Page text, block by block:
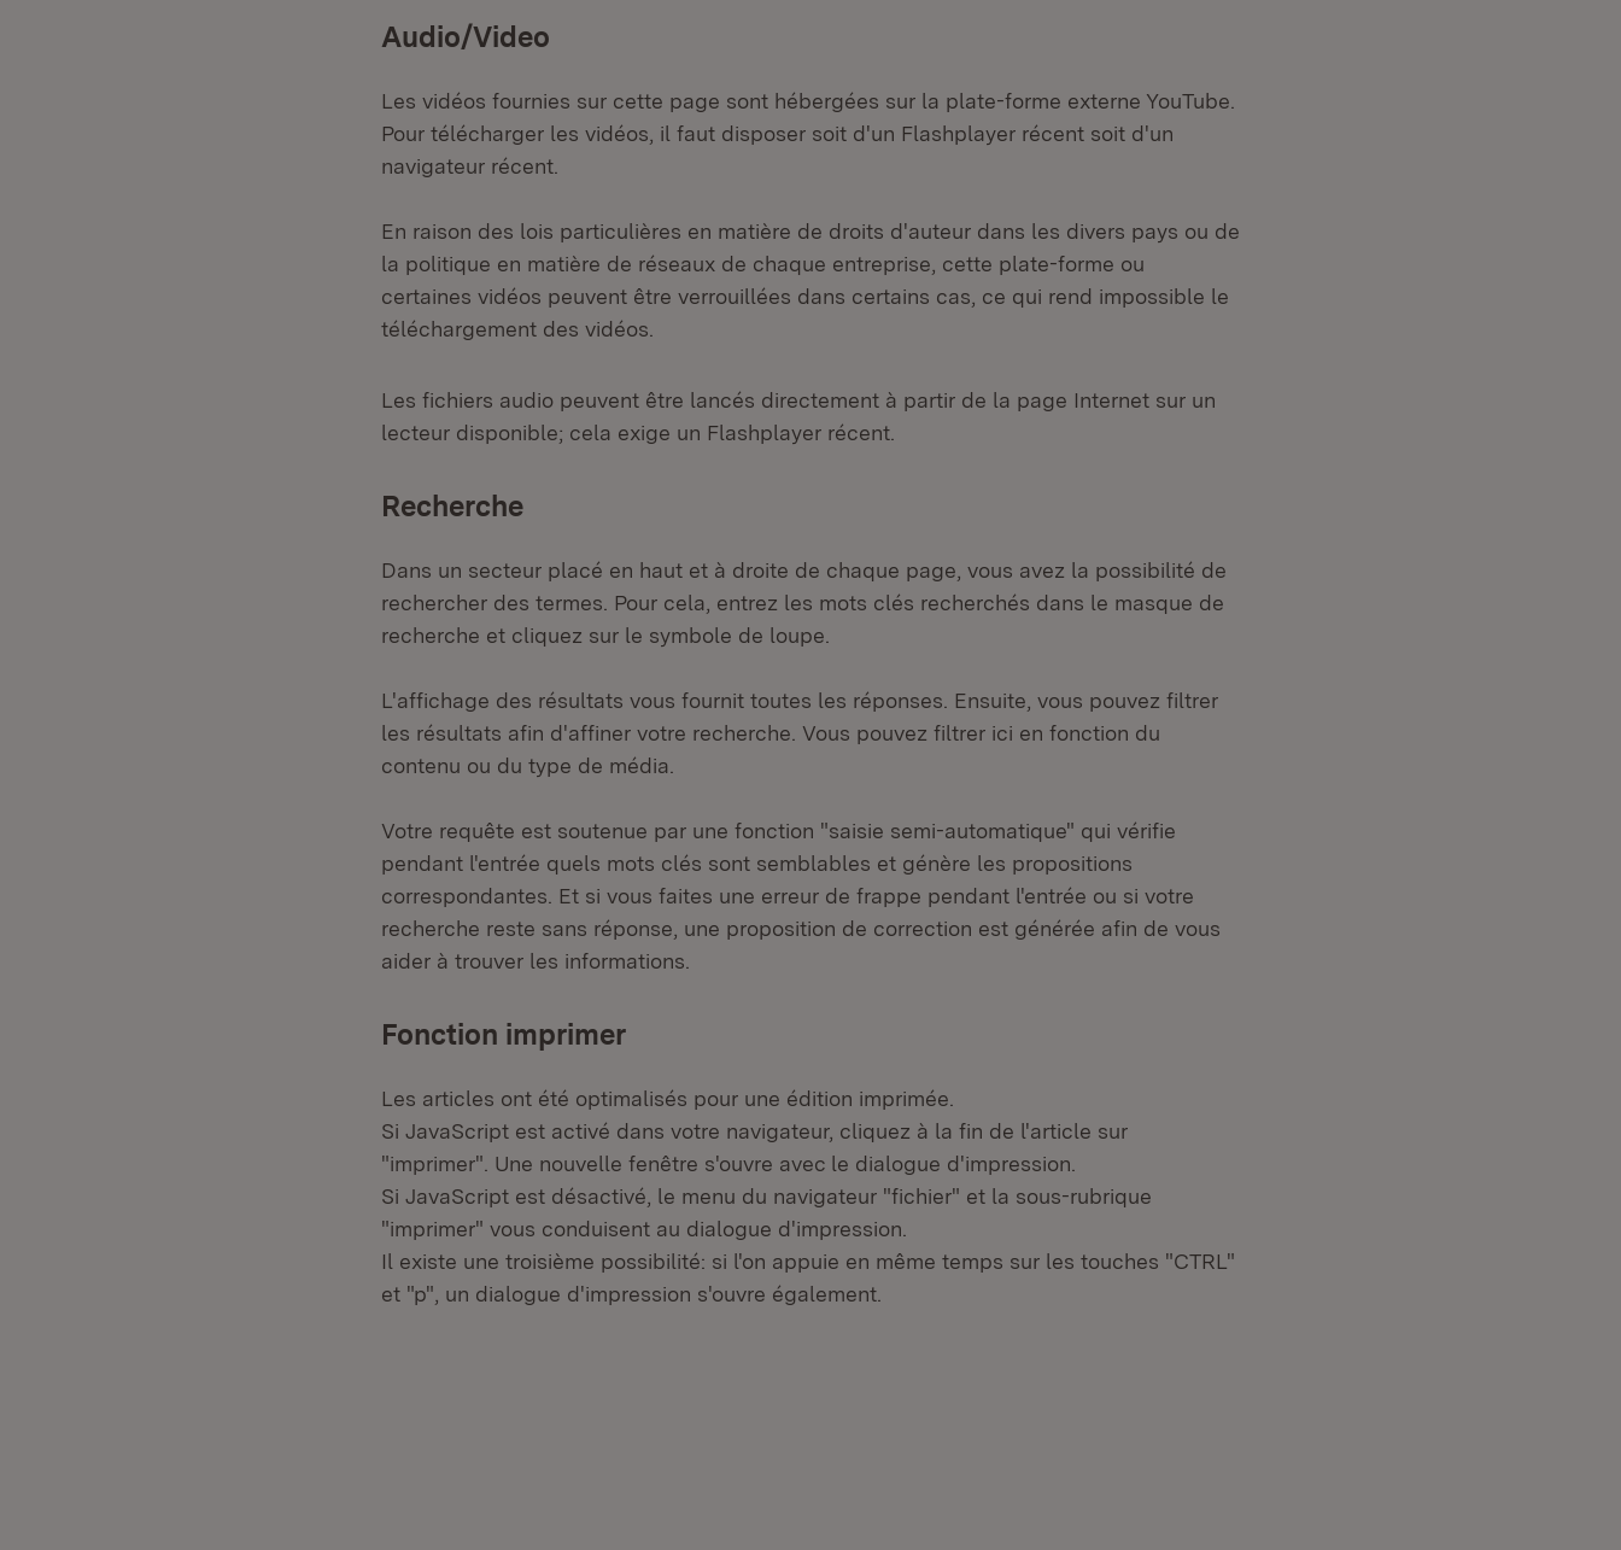
Audio/Video
Les vidéos fournies sur cette page sont hébergées sur la plate-forme externe YouTube.
Pour télécharger les vidéos, il faut disposer soit d'un Flashplayer récent soit d'un
navigateur récent.
En raison des lois particulières en matière de droits d'auteur dans les divers pays ou de
la politique en matière de réseaux de chaque entreprise, cette plate-forme ou
certaines vidéos peuvent être verrouillées dans certains cas, ce qui rend impossible le
téléchargement des vidéos.
Les fichiers audio peuvent être lancés directement à partir de la page Internet sur un
lecteur disponible; cela exige un Flashplayer récent.
Recherche
Dans un secteur placé en haut et à droite de chaque page, vous avez la possibilité de
rechercher des termes. Pour cela, entrez les mots clés recherchés dans le masque de
recherche et cliquez sur le symbole de loupe.
L'affichage des résultats vous fournit toutes les réponses. Ensuite, vous pouvez filtrer
les résultats afin d'affiner votre recherche. Vous pouvez filtrer ici en fonction du
contenu ou du type de média.
Votre requête est soutenue par une fonction "saisie semi-automatique" qui vérifie
pendant l'entrée quels mots clés sont semblables et génère les propositions
correspondantes. Et si vous faites une erreur de frappe pendant l'entrée ou si votre
recherche reste sans réponse, une proposition de correction est générée afin de vous
aider à trouver les informations.
Fonction imprimer
Les articles ont été optimalisés pour une édition imprimée.
Si JavaScript est activé dans votre navigateur, cliquez à la fin de l'article sur
"imprimer". Une nouvelle fenêtre s'ouvre avec le dialogue d'impression.
Si JavaScript est désactivé, le menu du navigateur "fichier" et la sous-rubrique
"imprimer" vous conduisent au dialogue d'impression.
Il existe une troisième possibilité: si l'on appuie en même temps sur les touches "CTRL"
et "p", un dialogue d'impression s'ouvre également.